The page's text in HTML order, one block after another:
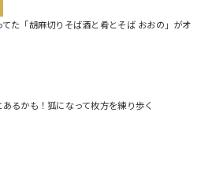
た「胡麻切りそば酒と肴とそば おおの」がオ
るかも！狐になって枚方を練り歩く